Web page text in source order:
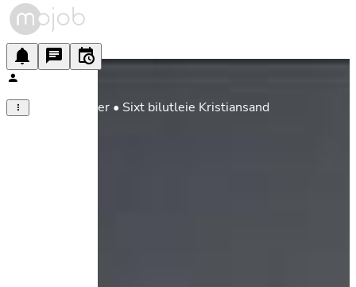
Stasjonsleder • Sixt bilutleie Kristiansand